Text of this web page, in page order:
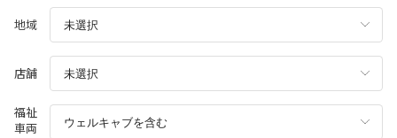
地域
店舗
福祉
車両